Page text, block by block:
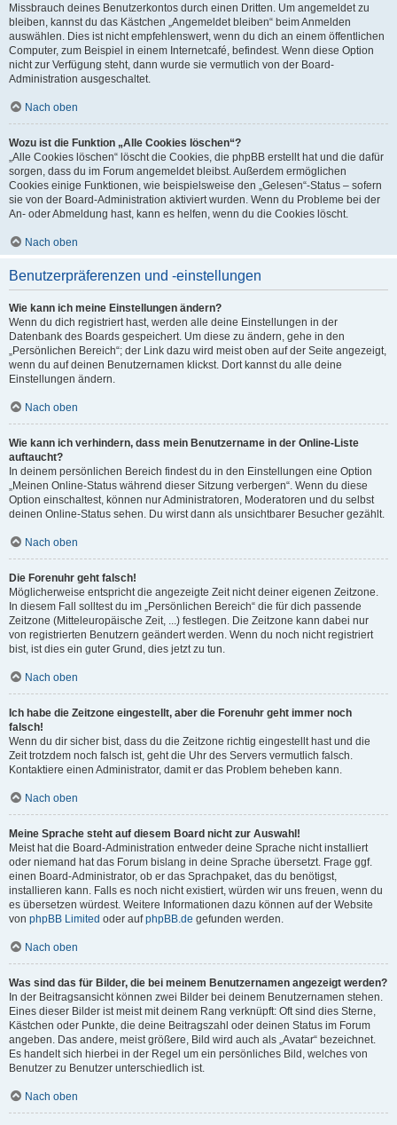
Missbrauch deines Benutzerkontos durch einen Dritten. Um angemeldet zu
bleiben, kannst du das Kästchen „Angemeldet bleiben“ beim Anmelden
auswählen. Dies ist nicht empfehlenswert, wenn du dich an einem öffentlichen
Computer, zum Beispiel in einem Internetcafé, befindest. Wenn diese Option
nicht zur Verfügung steht, dann wurde sie vermutlich von der Board-
Administration ausgeschaltet.
Nach oben
Wozu ist die Funktion „Alle Cookies löschen“?
„Alle Cookies löschen“ löscht die Cookies, die phpBB erstellt hat und die dafür
sorgen, dass du im Forum angemeldet bleibst. Außerdem ermöglichen
Cookies einige Funktionen, wie beispielsweise den „Gelesen“-Status – sofern
sie von der Board-Administration aktiviert wurden. Wenn du Probleme bei der
An- oder Abmeldung hast, kann es helfen, wenn du die Cookies löscht.
Nach oben
Benutzerpräferenzen und -einstellungen
Wie kann ich meine Einstellungen ändern?
Wenn du dich registriert hast, werden alle deine Einstellungen in der
Datenbank des Boards gespeichert. Um diese zu ändern, gehe in den
„Persönlichen Bereich“; der Link dazu wird meist oben auf der Seite angezeigt,
wenn du auf deinen Benutzernamen klickst. Dort kannst du alle deine
Einstellungen ändern.
Nach oben
Wie kann ich verhindern, dass mein Benutzername in der Online-Liste
auftaucht?
In deinem persönlichen Bereich findest du in den Einstellungen eine Option
„Meinen Online-Status während dieser Sitzung verbergen“. Wenn du diese
Option einschaltest, können nur Administratoren, Moderatoren und du selbst
deinen Online-Status sehen. Du wirst dann als unsichtbarer Besucher gezählt.
Nach oben
Die Forenuhr geht falsch!
Möglicherweise entspricht die angezeigte Zeit nicht deiner eigenen Zeitzone.
In diesem Fall solltest du im „Persönlichen Bereich“ die für dich passende
Zeitzone (Mitteleuropäische Zeit, ...) festlegen. Die Zeitzone kann dabei nur
von registrierten Benutzern geändert werden. Wenn du noch nicht registriert
bist, ist dies ein guter Grund, dies jetzt zu tun.
Nach oben
Ich habe die Zeitzone eingestellt, aber die Forenuhr geht immer noch
falsch!
Wenn du dir sicher bist, dass du die Zeitzone richtig eingestellt hast und die
Zeit trotzdem noch falsch ist, geht die Uhr des Servers vermutlich falsch.
Kontaktiere einen Administrator, damit er das Problem beheben kann.
Nach oben
Meine Sprache steht auf diesem Board nicht zur Auswahl!
Meist hat die Board-Administration entweder deine Sprache nicht installiert
oder niemand hat das Forum bislang in deine Sprache übersetzt. Frage ggf.
einen Board-Administrator, ob er das Sprachpaket, das du benötigst,
installieren kann. Falls es noch nicht existiert, würden wir uns freuen, wenn du
es übersetzen würdest. Weitere Informationen dazu können auf der Website
von phpBB Limited oder aufphpBB.de gefunden werden.
Nach oben
Was sind das für Bilder, die bei meinem Benutzernamen angezeigt werden?
In der Beitragsansicht können zwei Bilder bei deinem Benutzernamen stehen.
Eines dieser Bilder ist meist mit deinem Rang verknüpft: Oft sind dies Sterne,
Kästchen oder Punkte, die deine Beitragszahl oder deinen Status im Forum
angeben. Das andere, meist größere, Bild wird auch als „Avatar“ bezeichnet.
Es handelt sich hierbei in der Regel um ein persönliches Bild, welches von
Benutzer zu Benutzer unterschiedlich ist.
Nach oben